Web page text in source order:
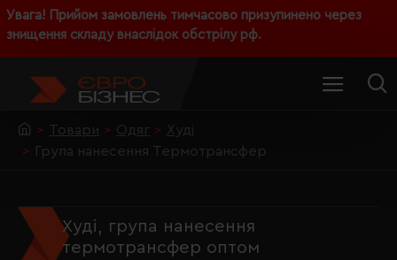
Увага! Прийом замовлень тимчасово призупинено через
знищення складу внаслідок обстрілу рф.
Товари Одяг
Худі
Група нанесення Термотрансфер
Худі, група нанесення
термотрансфер оптом